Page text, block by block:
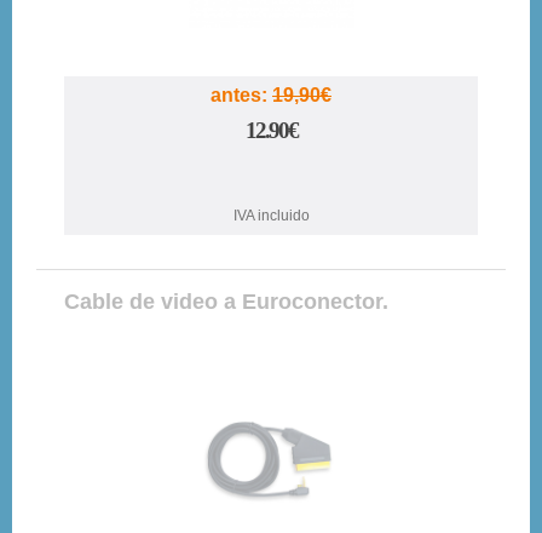
antes: 19,90€
12.90€
IVA incluido
Cable de video a Euroconector.